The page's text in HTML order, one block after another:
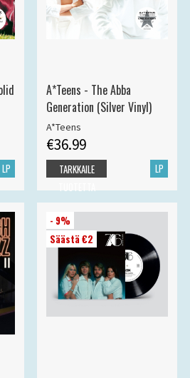
LP
A*Teens - The Abba
Generation (Silver Vinyl)
A*Teens
€36.99
LP
TARKKAILE
- 9%
Säästä €2